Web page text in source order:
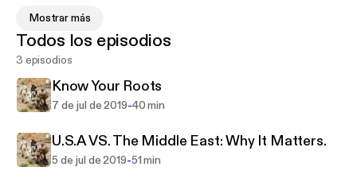
history, or book reviews and media on history, join
me to discuss how history shapes our lives
everyday.
Mostrar más
Todos los episodios
3 episodios
Know Your Roots
7 de jul de 2019-40 min
U.S.A VS. The Middle East: Why It Matters.
5 de jul de 2019-51 min